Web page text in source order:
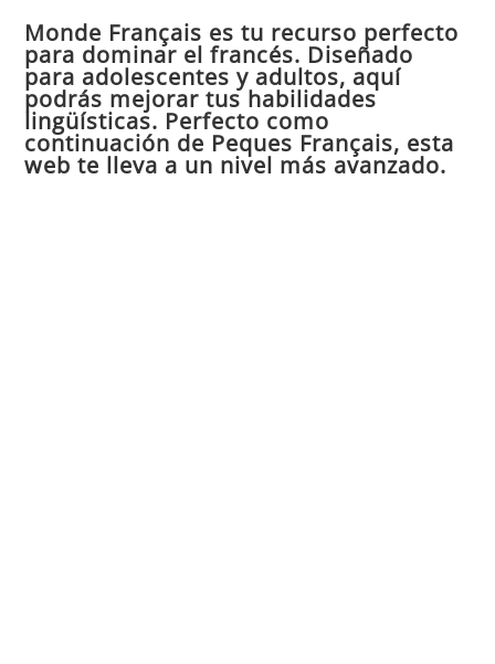
Monde Français es tu recurso perfecto
para dominar el francés. Diseñado
para adolescentes y adultos, aquí
podrás mejorar tus habilidades
lingüísticas. Perfecto como
continuación de Peques Français, esta
web te lleva a un nivel más avanzado.